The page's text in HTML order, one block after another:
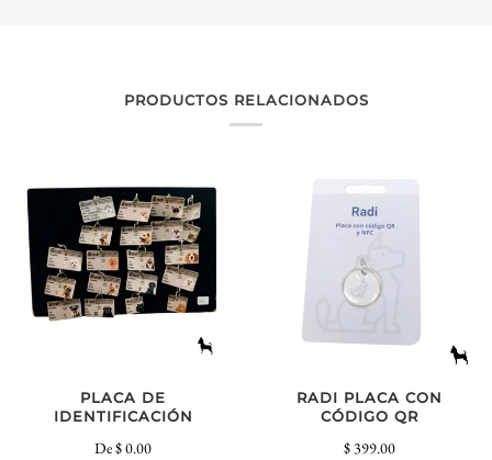
PRODUCTOS RELACIONADOS
PLACA DE
IDENTIFICACIÓN
De$ 0.00
RADI PLACA CON
CÓDIGO QR
$ 399.00